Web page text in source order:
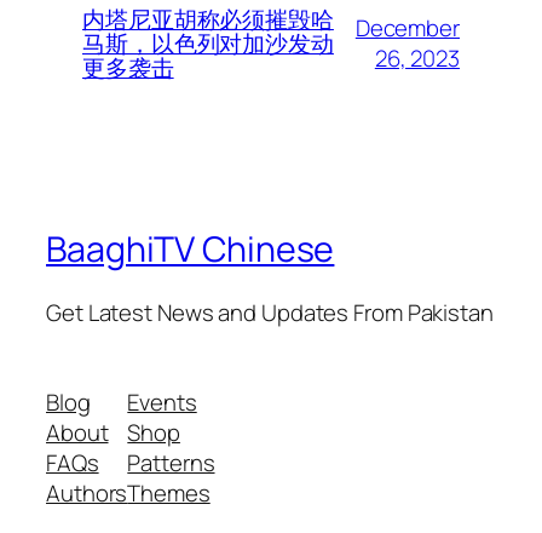
内塔尼亚胡称必须摧毁哈
马斯，以色列对加沙发动
更多袭击
December
26, 2023
BaaghiTV Chinese
Get Latest News and Updates From Pakistan
Blog
About
FAQs
Authors
Events
Shop
Patterns
Themes